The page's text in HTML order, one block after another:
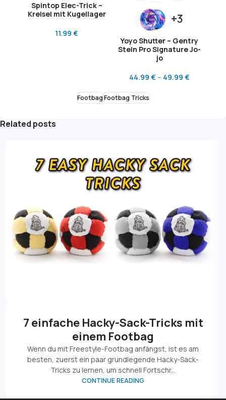
Spintop Elec-Trick –
Kreisel mit Kugellager
11.99 €
+3
Yoyo Shutter – Gentry
Stein Pro Signature Jo-
jo
44.99 € – 49.99 €
FootbagFootbag Tricks
Related posts
7 einfache Hacky-Sack-Tricks mit
einem Footbag
Wenn du mit Freestyle-Footbag anfängst, ist es am
besten, zuerst ein paar grundlegende Hacky-Sack-
Tricks zu lernen, um schnell Fortschr...
CONTINUE READING